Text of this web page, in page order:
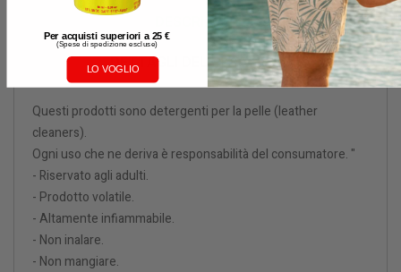
DESCRIZIONE
DETTAGLI DEL PRODOTTO
Questi prodotti sono detergenti per la pelle (leather
cleaners).
Ogni uso che ne deriva è responsabilità del consumatore. "
- Riservato agli adulti.
- Prodotto volatile.
- Altamente infiammabile.
- Non inalare.
- Non mangiare.
Per acquisti superiori a 25 €
(Spese di spedizione escluse)
LO VOGLIO